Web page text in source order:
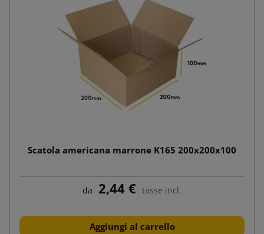
Scatola americana marrone K165 200x200x100
da 2,44 € tasse incl.
Aggiungi al carrello